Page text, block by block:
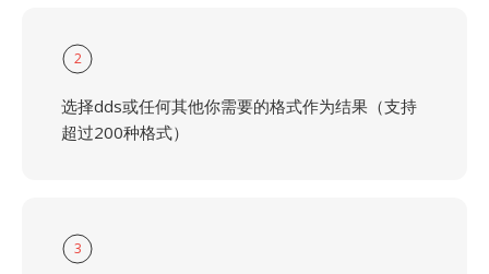
2
选择dds或任何其他你需要的格式作为结果（支持
超过200种格式）
3